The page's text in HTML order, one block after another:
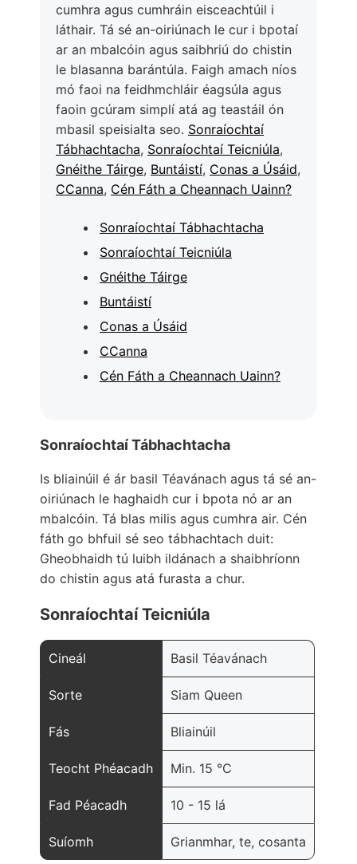
cumhra agus cumhráin eisceachtúil i
láthair. Tá sé an-oiriúnach le cur i bpotaí
ar an mbalcóin agus saibhriú do chistin
le blasanna barántúla. Faigh amach níos
mó faoi na feidhmchláir éagsúla agus
faoin gcúram simplí atá ag teastáil ón
mbasil speisialta seo. Sonraíochtaí
Tábhachtacha, Sonraíochtaí Teicniúla,
Gnéithe Táirge, Buntáistí, Conas a Úsáid,
CCanna, Cén Fáth a Cheannach Uainn?
Sonraíochtaí Tábhachtacha
Sonraíochtaí Teicniúla
Gnéithe Táirge
Buntáistí
Conas a Úsáid
CCanna
Cén Fáth a Cheannach Uainn?
Sonraíochtaí Tábhachtacha
Is bliainúil é ár basil Téavánach agus tá sé an-
oiriúnach le haghaidh cur i bpota nó ar an
mbalcóin. Tá blas milis agus cumhra air. Cén
fáth go bhfuil sé seo tábhachtach duit:
Gheobhaidh tú luibh ildánach a shaibhríonn
do chistin agus atá furasta a chur.
Sonraíochtaí Teicniúla
Cineál Basil Téavánach
Sorte Siam Queen
Fás Bliainúil
Teocht Phéacadh Min. 15 °C
Fad Péacadh 10 - 15 lá
Suíomh Grianmhar, te, cosanta